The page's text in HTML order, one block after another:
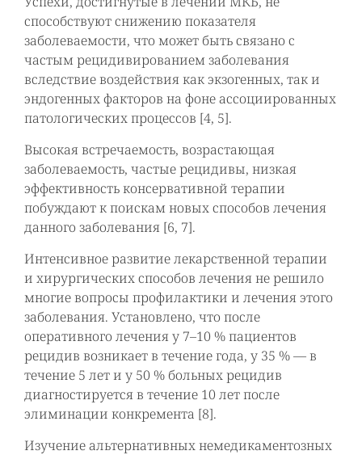
способствуют снижению показателя
заболеваемости, что может быть связано с
частым рецидивированием заболевания
вследствие воздействия как экзогенных, так и
эндогенных факторов на фоне ассоциированных
патологических процессов [4, 5].
Высокая встречаемость, возрастающая
заболеваемость, частые рецидивы, низкая
эффективность консервативной терапии
побуждают к поискам новых способов лечения
данного заболевания [6, 7].
Интенсивное развитие лекарственной терапии
и хирургических способов лечения не решило
многие вопросы профилактики и лечения этого
заболевания. Установлено, что после
оперативного лечения у 7–10 % пациентов
рецидив возникает в течение года, у 35 % — в
течение 5 лет и у 50 % больных рецидив
диагностируется в течение 10 лет после
элиминации конкремента [8].
Изучение альтернативных немедикаментозных